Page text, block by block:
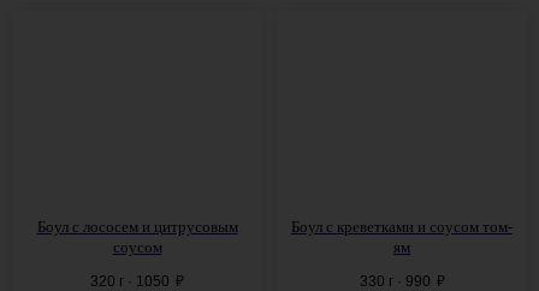
Боул с лососем и цитрусовым
соусом
320 г · 1050 ₽
Боул с креветками и соусом том-
ям
330 г · 990 ₽